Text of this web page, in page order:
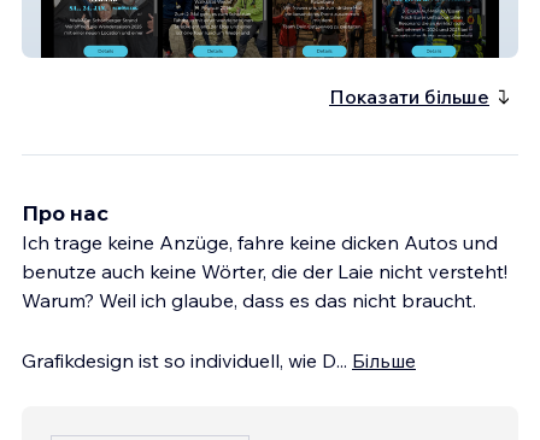
Nord Marsch GmbH
Показати більше
Про нас
Ich trage keine Anzüge, fahre keine dicken Autos und
benutze auch keine Wörter, die der Laie nicht versteht!
Warum? Weil ich glaube, dass es das nicht braucht.
Grafikdesign ist so individuell, wie D... Більше